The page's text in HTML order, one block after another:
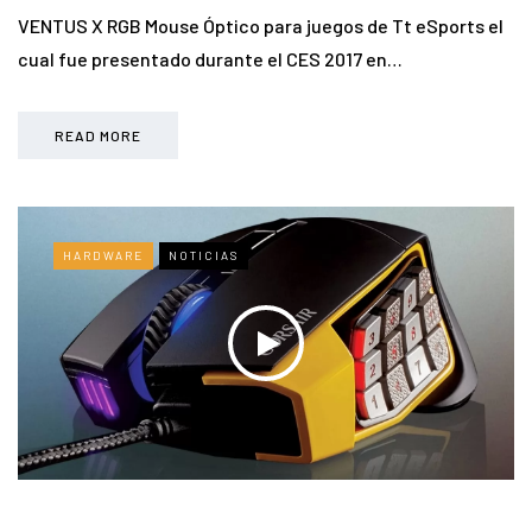
VENTUS X RGB Mouse Óptico para juegos de Tt eSports el
cual fue presentado durante el CES 2017 en…
READ MORE
HARDWARE NOTICIAS